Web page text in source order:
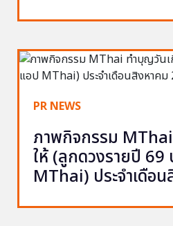
PR NEWS
ภาพกิจกรรม
ให้ (ลูกดวงรายปี 69
MThai) ประจำเดือ